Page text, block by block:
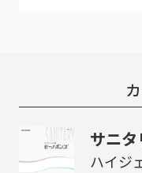
サニ
ハイジ